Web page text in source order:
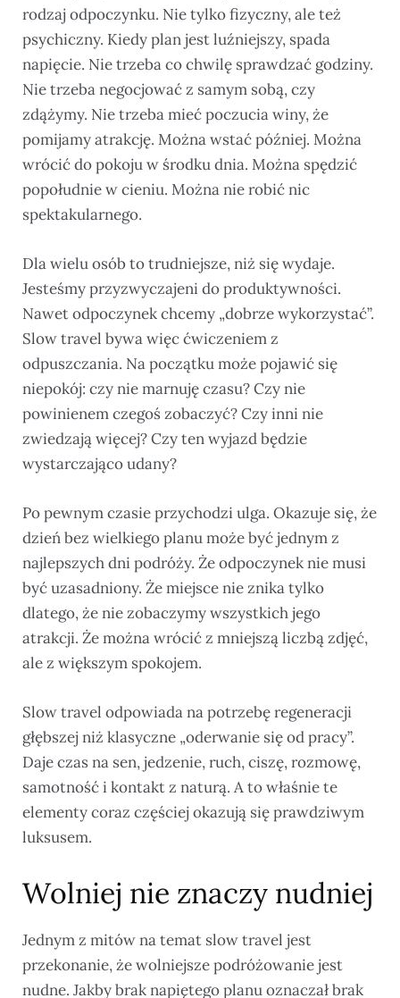
rodzaj odpoczynku. Nie tylko fizyczny, ale też
psychiczny. Kiedy plan jest luźniejszy, spada
napięcie. Nie trzeba co chwilę sprawdzać godziny.
Nie trzeba negocjować z samym sobą, czy
zdążymy. Nie trzeba mieć poczucia winy, że
pomijamy atrakcję. Można wstać później. Można
wrócić do pokoju w środku dnia. Można spędzić
popołudnie w cieniu. Można nie robić nic
spektakularnego.
Dla wielu osób to trudniejsze, niż się wydaje.
Jesteśmy przyzwyczajeni do produktywności.
Nawet odpoczynek chcemy „dobrze wykorzystać”.
Slow travel bywa więc ćwiczeniem z
odpuszczania. Na początku może pojawić się
niepokój: czy nie marnuję czasu? Czy nie
powinienem czegoś zobaczyć? Czy inni nie
zwiedzają więcej? Czy ten wyjazd będzie
wystarczająco udany?
Po pewnym czasie przychodzi ulga. Okazuje się, że
dzień bez wielkiego planu może być jednym z
najlepszych dni podróży. Że odpoczynek nie musi
być uzasadniony. Że miejsce nie znika tylko
dlatego, że nie zobaczymy wszystkich jego
atrakcji. Że można wrócić z mniejszą liczbą zdjęć,
ale z większym spokojem.
Slow travel odpowiada na potrzebę regeneracji
głębszej niż klasyczne „oderwanie się od pracy”.
Daje czas na sen, jedzenie, ruch, ciszę, rozmowę,
samotność i kontakt z naturą. A to właśnie te
elementy coraz częściej okazują się prawdziwym
luksusem.
Wolniej nie znaczy nudniej
Jednym z mitów na temat slow travel jest
przekonanie, że wolniejsze podróżowanie jest
nudne. Jakby brak napiętego planu oznaczał brak